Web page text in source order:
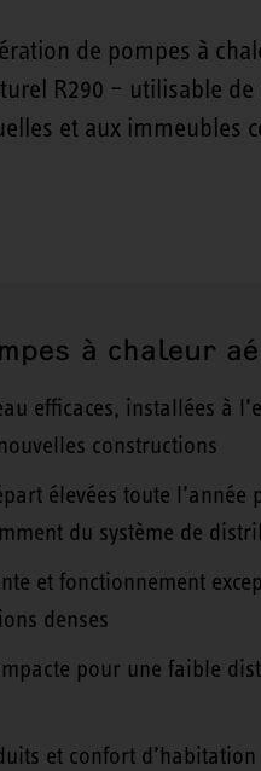
de pompes à
R290 – utilisable
et aux immeubles
à chaleur
efficaces, installées à
constructions
élevées toute
du système de
et fonctionnement
denses
pour une faible
et confort